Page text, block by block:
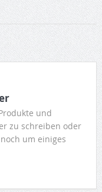
und
zu schreiben oder
um einiges